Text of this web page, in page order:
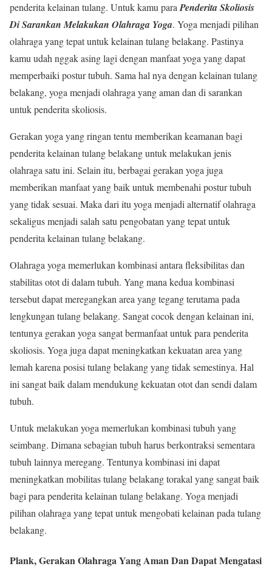
penderita kelainan tulang. Untuk kamu paraPenderita Skoliosis
Di Sarankan Melakukan Olahraga Yoga. Yoga menjadi pilihan
olahraga yang tepat untuk kelainan tulang belakang. Pastinya
kamu udah nggak asing lagi dengan manfaat yoga yang dapat
memperbaiki postur tubuh. Sama hal nya dengan kelainan tulang
belakang, yoga menjadi olahraga yang aman dan di sarankan
untuk penderita skoliosis.
Gerakan yoga yang ringan tentu memberikan keamanan bagi
penderita kelainan tulang belakang untuk melakukan jenis
olahraga satu ini. Selain itu, berbagai gerakan yoga juga
memberikan manfaat yang baik untuk membenahi postur tubuh
yang tidak sesuai. Maka dari itu yoga menjadi alternatif olahraga
sekaligus menjadi salah satu pengobatan yang tepat untuk
penderita kelainan tulang belakang.
Olahraga yoga memerlukan kombinasi antara fleksibilitas dan
stabilitas otot di dalam tubuh. Yang mana kedua kombinasi
tersebut dapat meregangkan area yang tegang terutama pada
lengkungan tulang belakang. Sangat cocok dengan kelainan ini,
tentunya gerakan yoga sangat bermanfaat untuk para penderita
skoliosis. Yoga juga dapat meningkatkan kekuatan area yang
lemah karena posisi tulang belakang yang tidak semestinya. Hal
ini sangat baik dalam mendukung kekuatan otot dan sendi dalam
tubuh.
Untuk melakukan yoga memerlukan kombinasi tubuh yang
seimbang. Dimana sebagian tubuh harus berkontraksi sementara
tubuh lainnya meregang. Tentunya kombinasi ini dapat
meningkatkan mobilitas tulang belakang torakal yang sangat baik
bagi para penderita kelainan tulang belakang. Yoga menjadi
pilihan olahraga yang tepat untuk mengobati kelainan pada tulang
belakang.
Plank, Gerakan Olahraga Yang Aman Dan Dapat Mengatasi